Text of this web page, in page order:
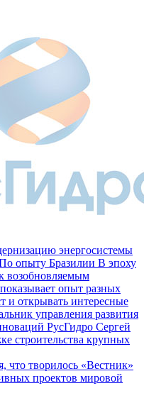
энергосистемы
опыту Бразилии В эпоху
возобновляемым
опыт разных
и открывать интересные
управления развития
РусГидро Сергей
строительства крупных
что творилось «Вестник»
проектов мировой